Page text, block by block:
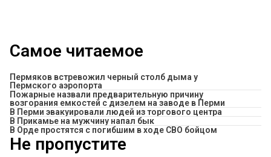
Самое читаемое
Пермяков встревожил черный столб дыма у
Пермского аэропорта
Пожарные назвали предварительную причину
возгорания емкостей с дизелем на заводе в Перми
В Перми эвакуировали людей из торгового центра
​В Прикамье на мужчину напал бык
В Орде простятся с погибшим в ходе СВО бойцом
Не пропустите